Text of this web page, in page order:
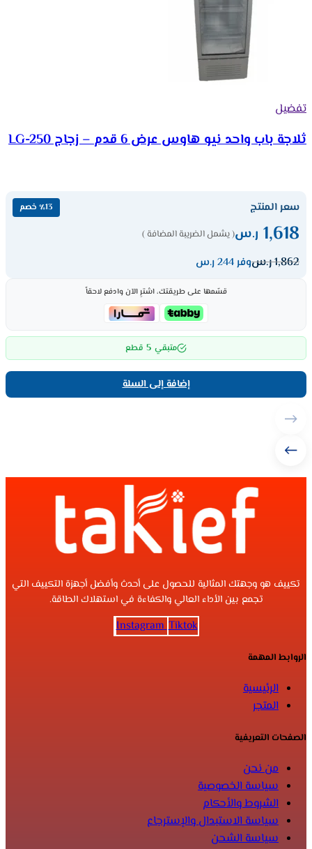
تفضيل
ثلاجة باب واحد نيو هاوس عرض 6 قدم – زجاج LG-250
سعر المنتج ٪13 خصم
1,618 ر.س( يشمل الضريبة المضافة )
1,862ر.سوفر 244 ر.س
قسّمها على طريقتك، اشترِ الآن وادفع لاحقاً
متبقي 5 قطع
إضافة إلى السلة
تكييف هو وجهتك المثالية للحصول على أحدث وأفضل أجهزة التكييف التي
تجمع بين الأداء العالي والكفاءة في استهلاك الطاقة.
Instagram Tiktok
الروابط المهمة
الرئيسية
المتجر
الصفحات التعريفية
من نحن
سياسة الخصوصية
الشروط والأحكام
سياسة الاستبدال والإسترجاع
سياسة الشحن